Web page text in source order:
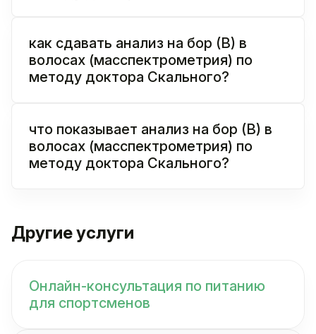
как сдавать анализ на бор (B) в
волосах (масспектрометрия) по
методу доктора Скального?
что показывает анализ на бор (B) в
волосах (масспектрометрия) по
методу доктора Скального?
Другие услуги
Онлайн-консультация по питанию
для спортсменов